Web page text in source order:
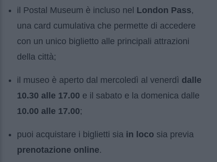
il Postal Museum è incluso nel London Pass,
una card cumulativa che permette di accedere
con un unico biglietto alle principali attrazioni
della città;
il museo è aperto dal mercoledì al venerdì dalle
10.30 alle 17.00 e il sabato e la domenica dalle
10.00 alle 17.00;
puoi acquistare i biglietti sia in loco sia previa
prenotazione online.